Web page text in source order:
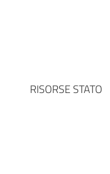
RISORSE STATO